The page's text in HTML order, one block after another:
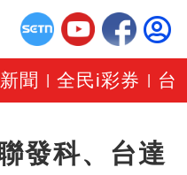
聞 |全民i彩券 台
發科、台達